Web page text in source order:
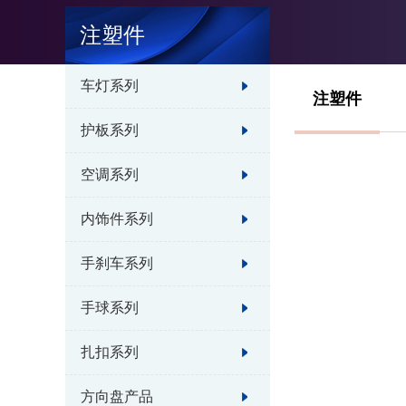
注塑件
车灯系列
护板系列
空调系列
内饰件系列
手刹车系列
手球系列
扎扣系列
方向盘产品
注塑件